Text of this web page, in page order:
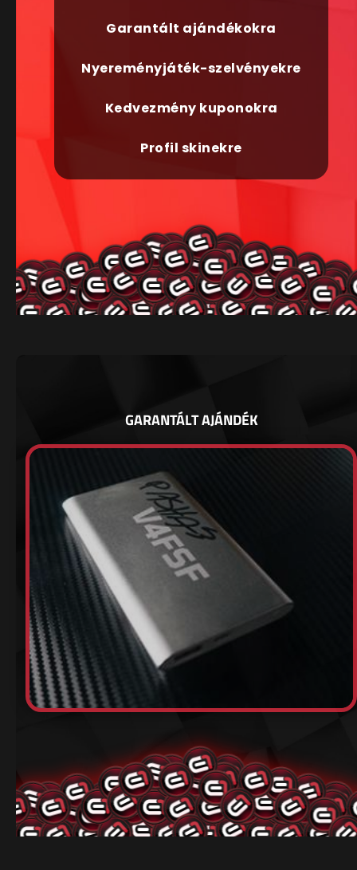
Garantált ajándékokra
Nyereményjáték-szelvényekre
Kedvezmény kuponokra
Profil skinekre
GARANTÁLT AJÁNDÉK